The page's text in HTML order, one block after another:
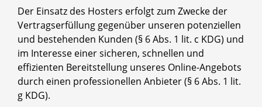
Der Einsatz des Hosters erfolgt zum Zwecke der
Vertragserfüllung gegenüber unseren potenziellen
und bestehenden Kunden (§ 6 Abs. 1 lit. c KDG) und
im Interesse einer sicheren, schnellen und
effizienten Bereitstellung unseres Online-Angebots
durch einen professionellen Anbieter (§ 6 Abs. 1 lit.
g KDG).